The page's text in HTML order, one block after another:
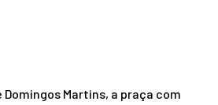
Martins, a praça com